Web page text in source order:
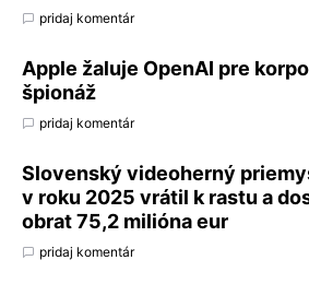
pridaj komentár
Apple žaluje OpenAI pre
špionáž
pridaj komentár
Slovenský videoherný
v roku 2025 vrátil k rastu a
obrat 75,2 milióna eur
pridaj komentár